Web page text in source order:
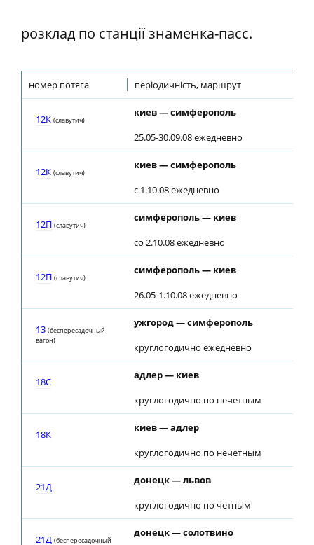
розклад по станції знаменка-пасс.
номер потяга періодичність, маршрут
12К (славутич)
киев — симферополь
25.05-30.09.08 ежедневно
12К (славутич)
киев — симферополь
с 1.10.08 ежедневно
12П (славутич)
симферополь — киев
со 2.10.08 ежедневно
12П (славутич)
симферополь — киев
26.05-1.10.08 ежедневно
13 (беспересадочный
вагон)
ужгород — симферополь
круглогодично ежедневно
18С
адлер — киев
круглогодично по нечетным
18К
киев — адлер
круглогодично по нечетным
21Д
донецк — львов
круглогодично по четным
21Д (беспересадочный
донецк — солотвино